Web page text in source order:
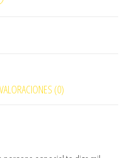
VALORACIONES (0)